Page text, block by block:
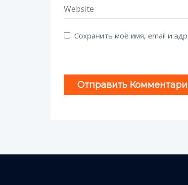
Сохранить моё имя, email и